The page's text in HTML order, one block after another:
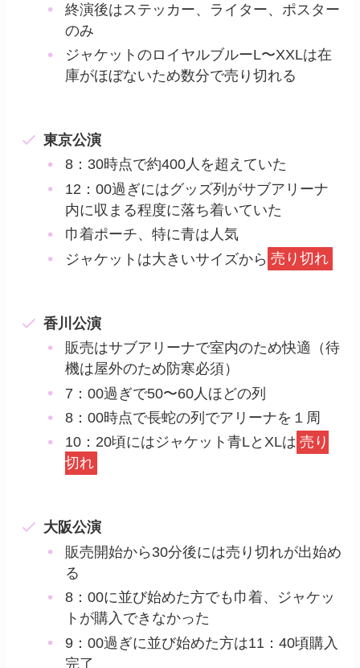
終演後はステッカー、ライター、ポスター
のみ
ジャケットのロイヤルブルーL〜XXLは在
庫がほぼないため数分で売り切れる
東京公演
8：30時点で約400人を超えていた
12：00過ぎにはグッズ列がサブアリーナ
内に収まる程度に落ち着いていた
巾着ポーチ、特に青は人気
ジャケットは大きいサイズから 売り切れ
香川公演
販売はサブアリーナで室内のため快適（待
機は屋外のため防寒必須）
7：00過ぎで50〜60人ほどの列
8：00時点で長蛇の列でアリーナを１周
10：20頃にはジャケット青LとXLは 売り
切れ
大阪公演
販売開始から30分後には売り切れが出始め
る
8：00に並び始めた方でも巾着、ジャケッ
トが購入できなかった
9：00過ぎに並び始めた方は11：40頃購入
完了